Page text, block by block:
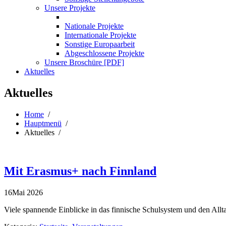
Unsere Projekte
Nationale Projekte
Internationale Projekte
Sonstige Europaarbeit
Abgeschlossene Projekte
Unsere Broschüre [PDF]
Aktuelles
Aktuelles
Home /
Hauptmenü /
Aktuelles /
Mit Erasmus+ nach Finnland
16Mai 2026
Viele spannende Einblicke in das finnische Schulsystem und den